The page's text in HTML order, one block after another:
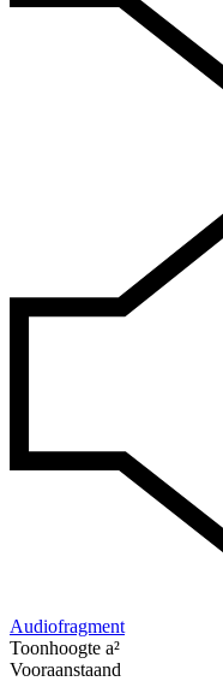
Audiofragment
Toonhoogte a²
Vooraanstaand